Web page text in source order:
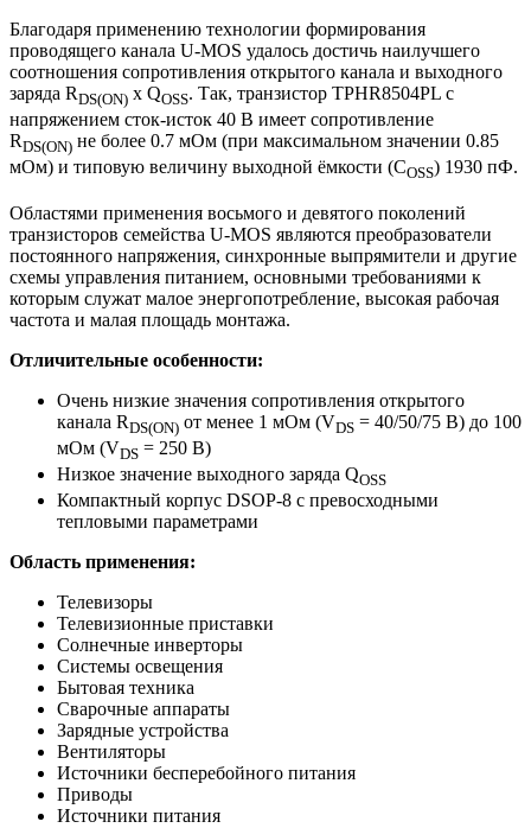
Благодаря применению технологии формирования
проводящего канала U-MOS удалось достичь наилучшего
соотношения сопротивления открытого канала и выходного
заряда RDS(ON) x QOSS. Так, транзистор TPHR8504PL с
напряжением сток-исток 40 В имеет сопротивление
RDS(ON) не более 0.7 мОм (при максимальном значении 0.85
мОм) и типовую величину выходной ёмкости (COSS) 1930 пФ.
Областями применения восьмого и девятого поколений
транзисторов семейства U-MOS являются преобразователи
постоянного напряжения, синхронные выпрямители и другие
схемы управления питанием, основными требованиями к
которым служат малое энергопотребление, высокая рабочая
частота и малая площадь монтажа.
Отличительные особенности:
Очень низкие значения сопротивления открытого
канала RDS(ON) от менее 1 мОм (VDS = 40/50/75 В) до 100
мОм (VDS = 250 В)
Низкое значение выходного заряда QOSS
Компактный корпус DSOP-8 с превосходными
тепловыми параметрами
Область применения:
Телевизоры
Телевизионные приставки
Солнечные инверторы
Системы освещения
Бытовая техника
Сварочные аппараты
Зарядные устройства
Вентиляторы
Источники бесперебойного питания
Приводы
Источники питания